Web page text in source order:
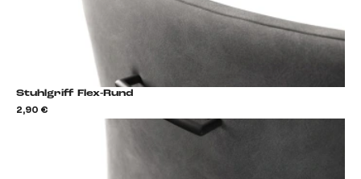
Stuhlgriff Flex-Rund
2,90 €
Stuhlgriff hinzufügen